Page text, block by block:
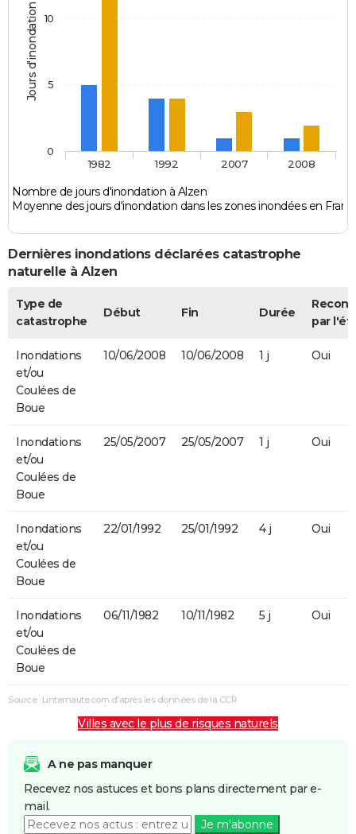
Jours d'inondation
Nombre de jours d'inondation à Alzen
Moyenne des jours d'inondation dans les zones inondées en
1982 1992 2007 2008
0
5
10
Dernières inondations déclarées catastrophe
naturelle à Alzen
Type de
catastrophe
Début Fin Durée
par
Inondations
et/ou
Coulées de
Boue
10/06/2008 10/06/2008 1 j Oui
Inondations
et/ou
Coulées de
Boue
25/05/2007 25/05/2007 1 j Oui
Inondations
et/ou
Coulées de
Boue
22/01/1992 25/01/1992 4 j Oui
Inondations
et/ou
Coulées de
Boue
06/11/1982 10/11/1982 5 j Oui
Source : Linternaute.com d'après les données de la CCR
Villes avec le plus de risques naturels
A ne pas manquer
Recevez nos astuces et bons plans directement par e-
mail.
Je m'abonne